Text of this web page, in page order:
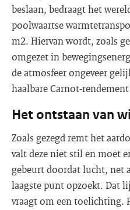
beslaan, bedraagt het
poolwaartse
m2. Hiervan wordt, zoals
omgezet in
de atmosfeer ongeveer
haalbare Carnot-
Het ontstaan van
Zoals gezegd remt het
valt deze niet stil en moet
gebeurt doordat lucht, net
laagste punt opzoekt. Dat
vraagt om een toelichting.